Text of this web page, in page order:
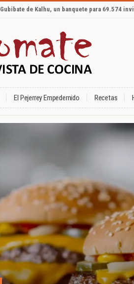
Gubibate de Kalhu, un banquete para 69.574
El Pejerrey Empedernido Recetas